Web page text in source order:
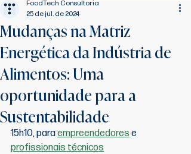
Mudanças na Matriz
Energética da Indústria de
Alimentos: Uma
oportunidade para a
Sustentabilidade
FoodTech Consultoria
25 de jul. de 2024
15h10, para empreendedores e
profissionais técnicos